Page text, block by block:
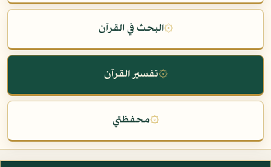
۞البحث في القرآن
۞تفسير القرآن
۞محفظتي